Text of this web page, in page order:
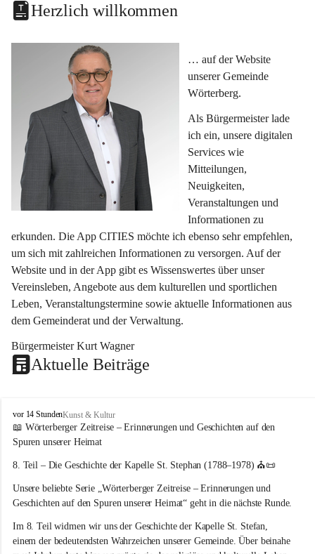
Herzlich willkommen
… auf der Website
unserer Gemeinde
Wörterberg.
Als Bürgermeister lade
ich ein, unsere digitalen
Services wie
Mitteilungen,
Neuigkeiten,
Veranstaltungen und
Informationen zu
erkunden. Die App CITIES möchte ich ebenso sehr empfehlen,
um sich mit zahlreichen Informationen zu versorgen. Auf der
Website und in der App gibt es Wissenswertes über unser
Vereinsleben, Angebote aus dem kulturellen und sportlichen
Leben, Veranstaltungstermine sowie aktuelle Informationen aus
dem Gemeinderat und der Verwaltung.
Bürgermeister Kurt Wagner
Aktuelle Beiträge
W
ö
r
e
b
e
g
vor 14 StundenKunst & Kultur
📖 Wörterberger Zeitreise – Erinnerungen und Geschichten auf den
Spuren unserer Heimat
8. Teil – Die Geschichte der Kapelle St. Stephan (1788–1978) ⛪📜
Unsere beliebte Serie „Wörterberger Zeitreise – Erinnerungen und
Geschichten auf den Spuren unserer Heimat“ geht in die nächste Runde.
Im 8. Teil widmen wir uns der Geschichte der Kapelle St. Stefan,
einem der bedeutendsten Wahrzeichen unserer Gemeinde. Über beinahe